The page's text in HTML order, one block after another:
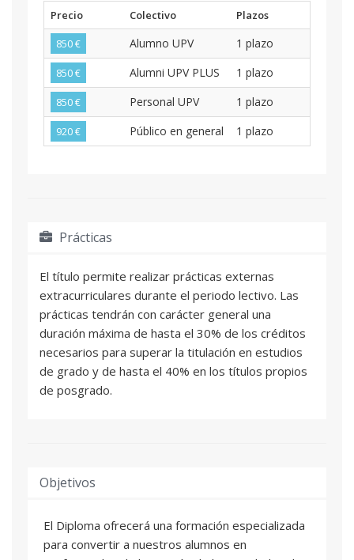
Precio Colectivo
Plazos
850 €
Alumno UPV 1 plazo
850 € Alumni UPV PLUS 1 plazo
850 € Personal UPV 1 plazo
920 € Público en general 1 plazo
Prácticas
El título permite realizar prácticas externas
extracurriculares durante el periodo lectivo. Las
prácticas tendrán con carácter general una
duración máxima de hasta el 30% de los créditos
necesarios para superar la titulación en estudios
de grado y de hasta el 40% en los títulos propios
de posgrado.
Objetivos
El Diploma ofrecerá una formación especializada
para convertir a nuestros alumnos en